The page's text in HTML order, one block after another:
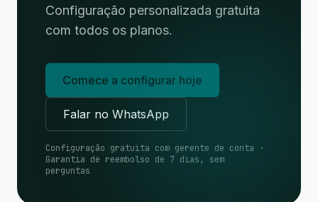
Configuração personalizada gratuita
com todos os planos.
Comece a configurar hoje
Falar no WhatsApp
Configuração gratuita com gerente de conta ·
Garantia de reembolso de 7 dias, sem
perguntas